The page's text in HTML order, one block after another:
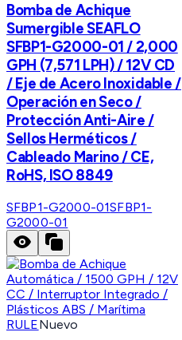
Bomba de Achique
Sumergible SEAFLO
SFBP1-G2000-01 / 2,000
GPH (7,571 LPH) / 12V CD
/ Eje de Acero Inoxidable /
Operación en Seco /
Protección Anti-Aire /
Sellos Herméticos /
Cableado Marino / CE,
RoHS, ISO 8849
SFBP1-G2000-01SFBP1-
G2000-01
RULENuevo